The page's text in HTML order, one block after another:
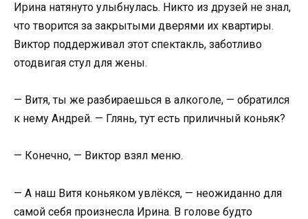
Ирина натянуто улыбнулась. Никто из друзей не знал,
что творится за закрытыми дверями их квартиры.
Виктор поддерживал этот спектакль, заботливо
отодвигая стул для жены.
— Витя, ты же разбираешься в алкоголе, — обратился
к нему Андрей. — Глянь, тут есть приличный коньяк?
— Конечно, — Виктор взял меню.
— А наш Витя коньяком увлёкся, — неожиданно для
самой себя произнесла Ирина. В голове будто